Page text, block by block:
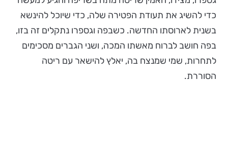
כדי להשיג את תעודת הפטירה שלה, כדי שיוכל להינשא
בשנית לארוסתו החדשה. כשבפה וגספרו נתקלים זה בזו,
בפה חושב לברוח מאשתו המכה, ושני הגברים מסכימים
לתחרות, שמי שמנצח בה, יאלץ להישאר עם ריטה
הסוררת.